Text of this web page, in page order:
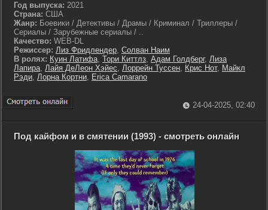
Год выпуска: 2021
Страна: США
Жанр: Боевики / Детективы / Драмы / Криминал / Триллеры /
Сериалы / Зарубежные сериалы / ..
Качество: WEB-DL
Режиссер: Лиз Фридлендер, Солван Наим
В ролях: Куин Латифа, Тори Киттлз, Адам Голдберг, Лиза
Лапира, Лайя ДеЛеон Хэйес, Лоррейн Туссен, Крис Нот, Майкл
Рэди, Лорна Кортни, Erica Camarano
24-04-2025, 02:40
Под кайфом и в смятении (1993) - смотреть онлайн